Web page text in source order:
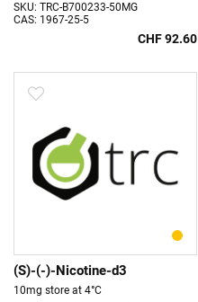
SKU: TRC-B700233-50MG
CAS: 1967-25-5
CHF 92.60
(S)-(-)-Nicotine-d3
10mg store at 4°C